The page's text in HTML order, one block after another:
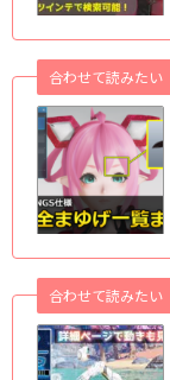
合わせて読みたい
合わせて読みたい